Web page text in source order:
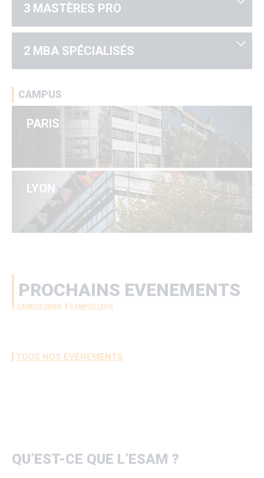
3 MASTÈRES PRO
2 MBA SPÉCIALISÉS
CAMPUS
PARIS
LYON
PROCHAINS EVENEMENTS
CAMPUS PARIS CAMPUS LYON
configuration
TOUS NOS ÉVÈNEMENTS
QU’EST-CE QUE L’ESAM ?